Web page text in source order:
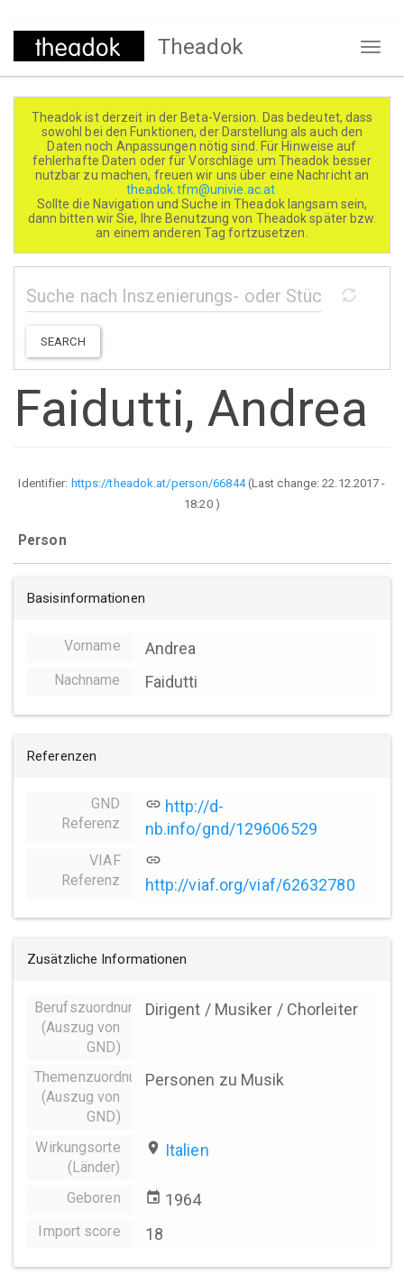
Direkt
Theadok
Theadok ist derzeit in der Beta-Version. Das bedeutet, dass
sowohl bei den Funktionen, der Darstellung als auch den
Daten noch Anpassungen nötig sind. Für Hinweise auf
fehlerhafte Daten oder für Vorschläge um Theadok besser
nutzbar zu machen, freuen wir uns über eine Nachricht an
theadok.tfm@univie.ac.at
Sollte die Navigation und Suche in Theadok langsam sein,
dann bitten wir Sie, Ihre Benutzung von Theadok später bzw.
an einem anderen Tag fortzusetzen.
SEARCH
Faidutti, Andrea
Identifier: https://theadok.at/person/66844(Last change:22.12.2017 -
18:20)
Person
Basisinformationen
Vorname Andrea
Nachname Faidutti
Referenzen
GND
Referenz
link http://d-
nb.info/gnd/129606529
VIAF
Referenz
link
http://viaf.org/viaf/62632780
Zusätzliche Informationen
Berufszuordnungen
(Auszug von
GND)
Dirigent / Musiker / Chorleiter
Themenzuordnung
(Auszug von
GND)
Personen zu Musik
Wirkungsorte
(Länder)
place Italien
Geboren event 1964
Import score 18